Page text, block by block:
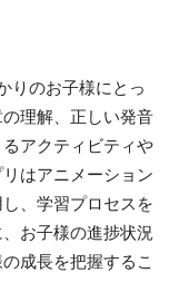
りのお子様にとっ
理解、正しい発音
アクティビティや
はアニメーション
、学習プロセスを
お子様の進捗状況
成長を把握するこ